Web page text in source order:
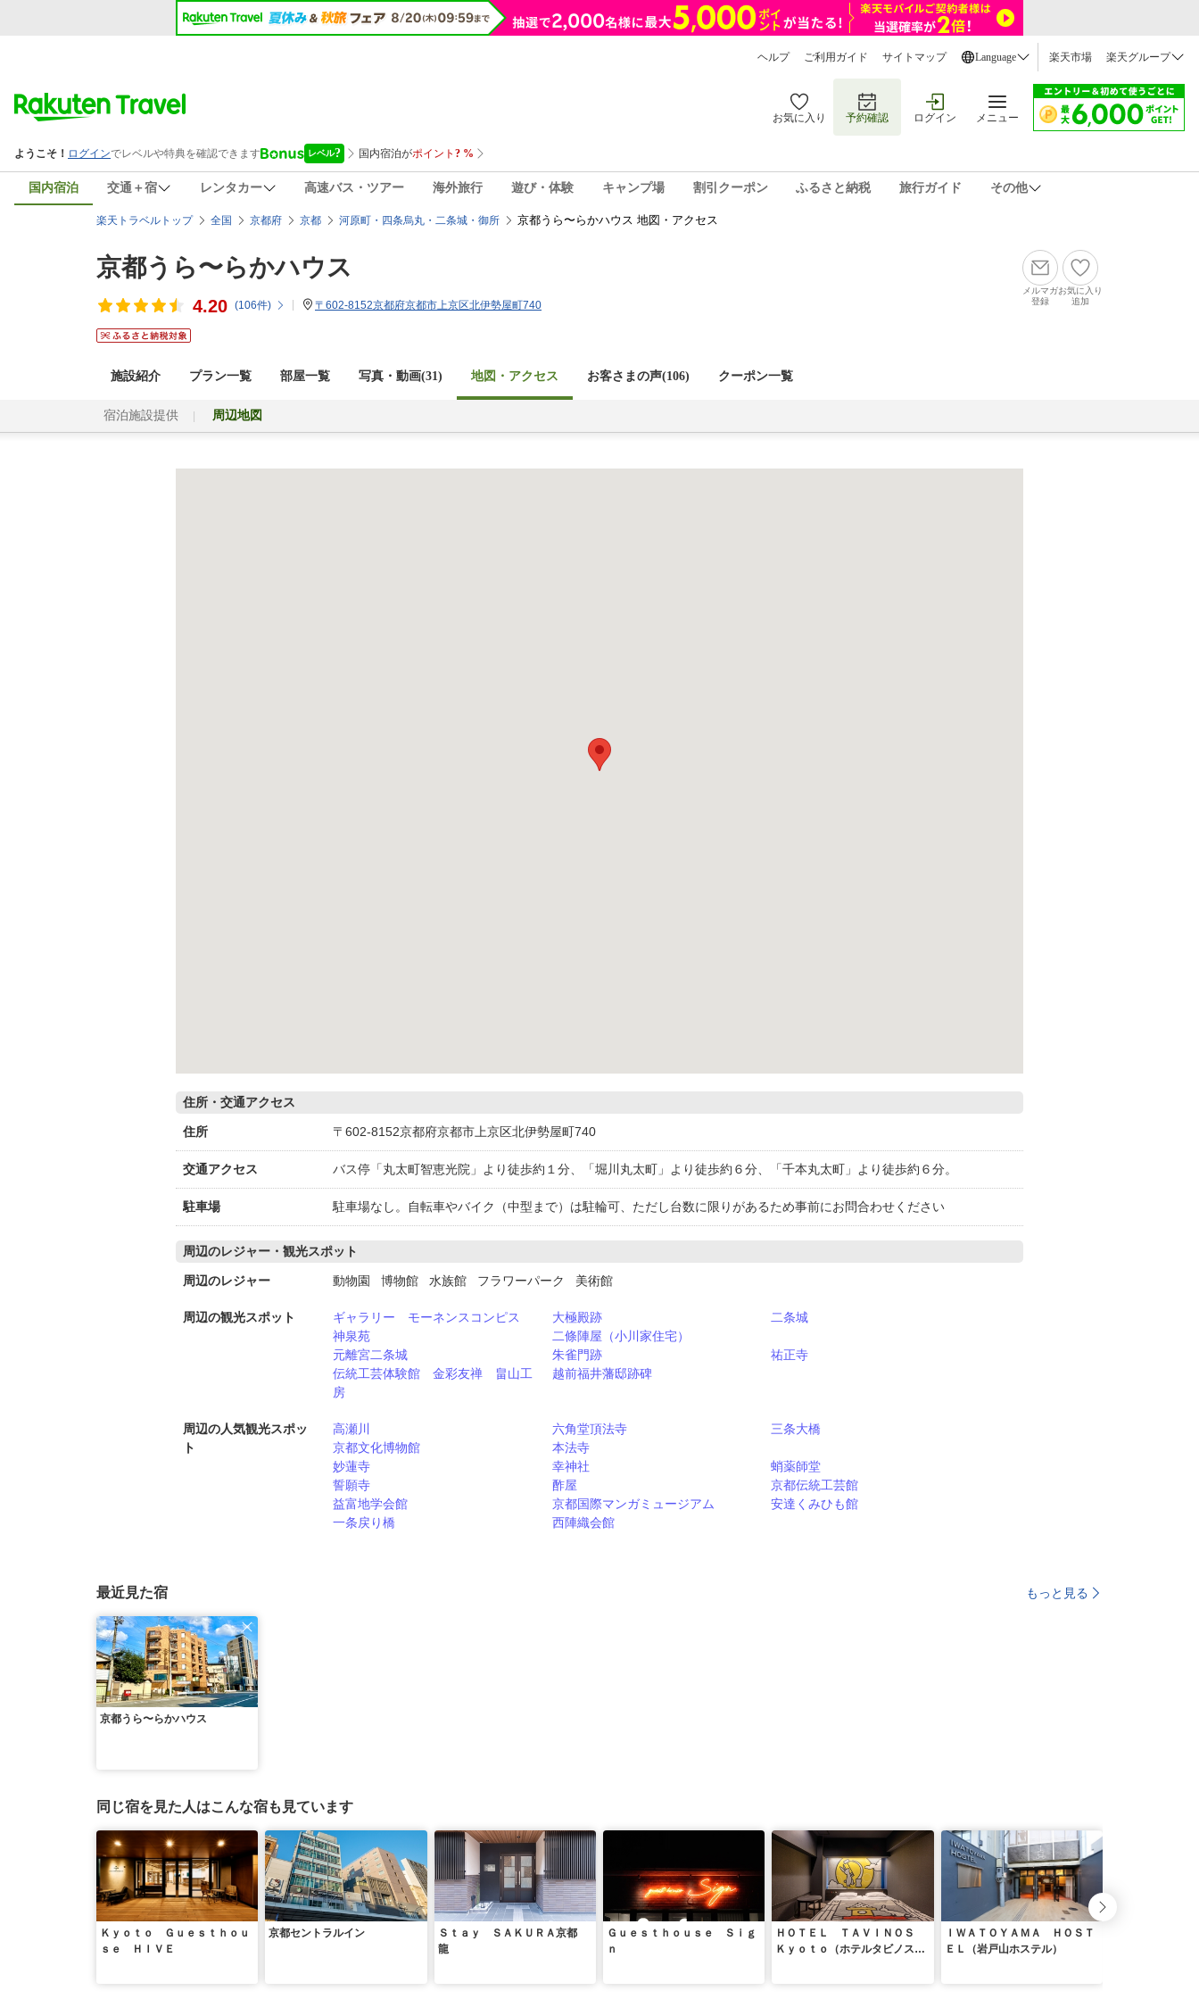
ヘルプ ご利用ガイド サイトマップ Language 楽天市場 楽天グループ
お気に入り 予約確認 ログイン メニュー
国内宿泊 交通＋宿 レンタカー 高速バス・ツアー 海外旅行 遊び・体験 キャンプ場 割引クーポン ふるさと納税 旅行ガイド その他
楽天トラベルトップ 全国 京都府 京都 河原町・四条烏丸・二条城・御所 京都うら〜らかハウス 地図・アクセス
京都うら〜らかハウス
4.20 (106件) 〒602-8152京都府京都市上京区北伊勢屋町740
メルマガ
登録
お気に入り
追加
施設紹介 プラン一覧 部屋一覧 写真・動画(31) 地図・アクセス お客さまの声(106) クーポン一覧
宿泊施設提供 周辺地図
住所・交通アクセス
住所 〒602-8152京都府京都市上京区北伊勢屋町740
交通アクセス バス停「丸太町智恵光院」より徒歩約１分、「堀川丸太町」より徒歩約６分、「千本丸太町」より徒歩約６分。
駐車場 駐車場なし。自転車やバイク（中型まで）は駐輪可、ただし台数に限りがあるため事前にお問合わせください
周辺のレジャー・観光スポット
周辺のレジャー 動物園 博物館 水族館 フラワーパーク 美術館
周辺の観光スポット ギャラリー モーネンスコンピス 大極殿跡
二条城
神泉苑
二條陣屋（小川家住宅）
元離宮二条城
朱雀門跡
祐正寺
伝統工芸体験館 金彩友禅 畠山工
房
越前福井藩邸跡碑
周辺の人気観光スポッ
ト
高瀬川 六角堂頂法寺
三条大橋
京都文化博物館
本法寺
妙蓮寺
幸神社
蛸薬師堂
誓願寺
酢屋
京都伝統工芸館
益富地学会館
京都国際マンガミュージアム
安達くみひも館
一条戻り橋
西陣織会館
最近見た宿 もっと見る
京都うら〜らかハウス
同じ宿を見た人はこんな宿も見ています
Ｋｙｏｔｏ Ｇｕｅｓｔｈｏｕ
ｓｅ ＨＩＶＥ
京都セントラルイン
Ｓｔａｙ ＳＡＫＵＲＡ京都
龍
Ｇｕｅｓｔｈｏｕｓｅ Ｓｉｇ
ｎ
ＨＯＴＥＬ ＴＡＶＩＮＯＳ
Ｋｙｏｔｏ（ホテルタビノス京
ＩＷＡＴＯＹＡＭＡ ＨＯＳＴ
ＥＬ（岩戸山ホステル）